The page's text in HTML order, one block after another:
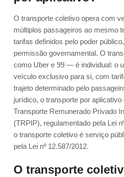
O transporte coletivo opera com
múltiplos passageiros ao mesmo
tarifas definidos pelo poder
permissão governamental. O
como Uber e 99 — é individual: o
veículo exclusivo para si, com
trajeto determinado pelo
jurídico, o transporte por
Transporte Remunerado Privado
(TRPIP), regulamentado pela Lei
o transporte coletivo é serviço
pela Lei nº 12.587/2012.
O transporte